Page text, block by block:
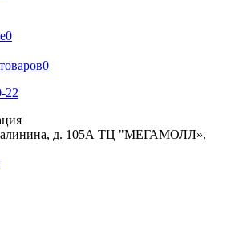
0
0
22
д. 105А ТЦ "МЕГАМОЛЛ»,